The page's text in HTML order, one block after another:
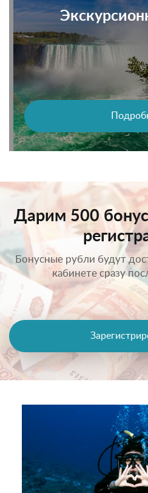
Дарим 500
Бонусные рубли будут
кабинете сразу